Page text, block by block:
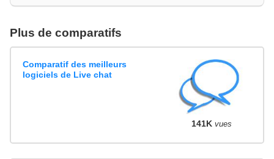
Plus de comparatifs
Comparatif des meilleurs
logiciels de Live chat
141K vues